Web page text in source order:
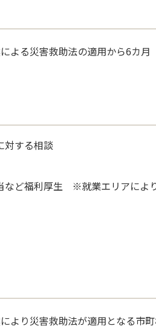
よる災害救助法の適用から6カ月
対する相談
など福利厚生 ※就業エリアによ
より災害救助法が適用となる市